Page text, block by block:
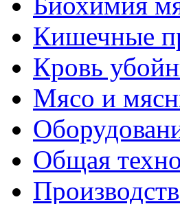
Кишечные
Кровь
Мясо и
Общая